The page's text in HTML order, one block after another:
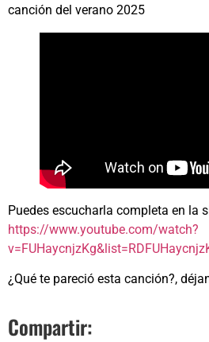
canción del verano 2025
Puedes escucharla completa en la
https://www.youtube.com/watch?
¿Qué te pareció esta canción?,
Compartir: